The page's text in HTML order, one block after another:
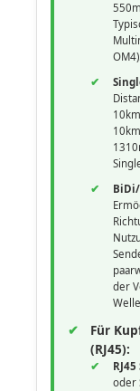
der
Für
(RJ45):
oder